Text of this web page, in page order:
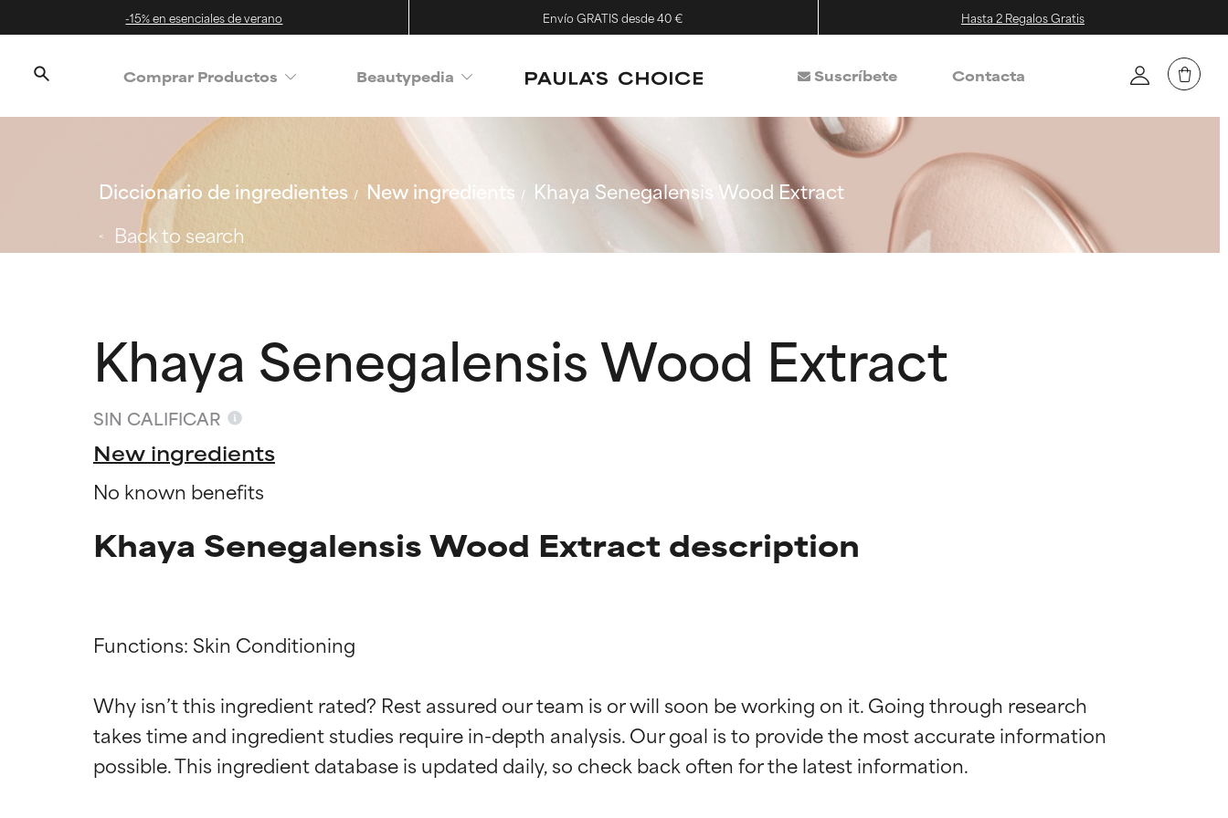
-15% en esenciales de verano Envío GRATIS desde 40 € Hasta 2 Regalos Gratis
Comprar Productos Beautypedia Suscríbete Contacta
Diccionario de ingredientes New ingredients
Khaya Senegalensis Wood Extract
Back to search
Khaya Senegalensis Wood Extract
SIN CALIFICAR
New ingredients
No known benefits
Khaya Senegalensis Wood Extract description
Functions: Skin Conditioning
Why isn’t this ingredient rated? Rest assured our team is or will soon be working on it. Going through research
takes time and ingredient studies require in-depth analysis. Our goal is to provide the most accurate information
Calificaciones de ingredientes
EXCELENTE
Calificaciones de ingredientes
EXCELENTE